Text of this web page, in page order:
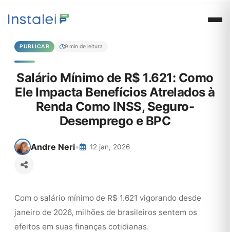
PUBLICAR 9 min de leitura
Salário Mínimo de R$ 1.621: Como
Ele Impacta Benefícios Atrelados à
Renda Como INSS, Seguro-
Desemprego e BPC
Andre Neri• 12 jan, 2026
Com o salário mínimo de R$ 1.621 vigorando desde
janeiro de 2026, milhões de brasileiros sentem os
efeitos em suas finanças cotidianas.